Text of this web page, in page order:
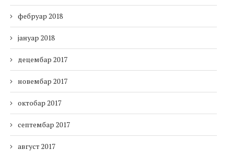
фебруар 2018
јануар 2018
децембар 2017
новембар 2017
октобар 2017
септембар 2017
август 2017